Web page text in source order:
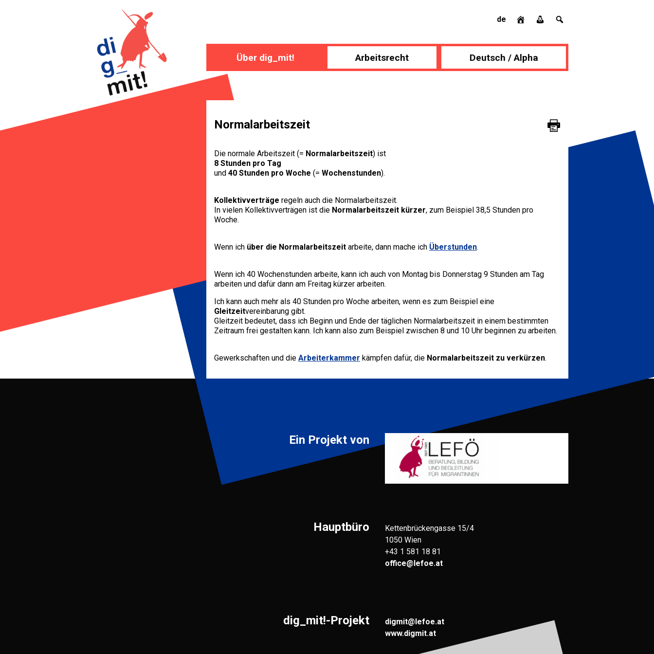
de
Über dig_mit! Arbeitsrecht Deutsch / Alpha
Normalarbeitszeit
Die normale Arbeitszeit (= Normalarbeitszeit) ist
8 Stunden pro Tag
und 40 Stunden pro Woche (= Wochenstunden).
Kollektivverträge regeln auch die Normalarbeitszeit.
In vielen Kollektivverträgen ist die Normalarbeitszeit kürzer, zum Beispiel 38,5 Stunden pro
Woche.
Wenn ich über die Normalarbeitszeit arbeite, dann mache ich Überstunden.
Wenn ich 40 Wochenstunden arbeite, kann ich auch von Montag bis Donnerstag 9 Stunden am Tag
arbeiten und dafür dann am Freitag kürzer arbeiten.
Ich kann auch mehr als 40 Stunden pro Woche arbeiten, wenn es zum Beispiel eine
Gleitzeitvereinbarung gibt.
Gleitzeit bedeutet, dass ich Beginn und Ende der täglichen Normalarbeitszeit in einem bestimmten
Zeitraum frei gestalten kann. Ich kann also zum Beispiel zwischen 8 und 10 Uhr beginnen zu arbeiten.
Gewerkschaften und die Arbeiterkammer kämpfen dafür, die Normalarbeitszeit zu verkürzen.
Ein Projekt von
Hauptbüro
Kettenbrückengasse 15/4
1050 Wien
+43 1 581 18 81
office@lefoe.at
dig_mit!-Projekt
digmit@lefoe.at
www.digmit.at